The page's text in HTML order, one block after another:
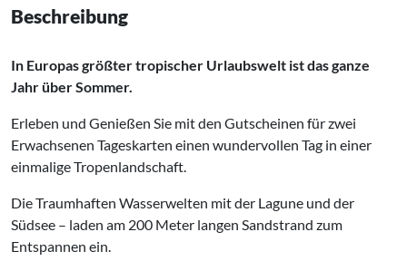
Beschreibung
In Europas größter tropischer Urlaubswelt ist das ganze
Jahr über Sommer.
Erleben und Genießen Sie mit den Gutscheinen für zwei
Erwachsenen Tageskarten einen wundervollen Tag in einer
einmalige Tropenlandschaft.
Die Traumhaften Wasserwelten mit der Lagune und der
Südsee – laden am 200 Meter langen Sandstrand zum
Entspannen ein.